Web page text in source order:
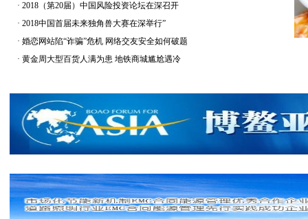
· 2018（第20届）中国风险投资论坛在深召开
· 2018中国首届未来独角兽大赛在深举行”
· 婚恋网站陷“诈骗”危机 网络交友安全如何破题
· 黄金周大型百货人满为患 地铁商城尴尬遇冷